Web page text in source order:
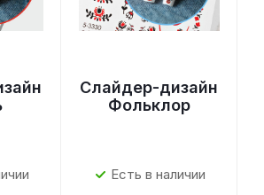
Слайдер-дизайн
Фольклор
Есть в наличии